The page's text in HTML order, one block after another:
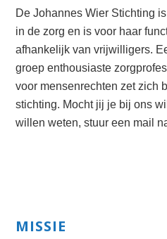
De Johannes Wier Stichting
in de zorg en is voor haar
afhankelijk van vrijwilligers.
groep enthousiaste
voor mensenrechten zet zich
stichting. Mocht jij je bij ons
willen weten, stuur een mail
Primary
MISSIE